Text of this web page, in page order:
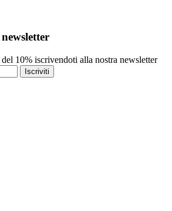
10% iscrivendoti alla nostra newsletter
Iscriviti